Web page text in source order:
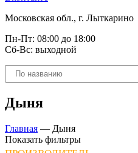
Московская обл., г. Лыткарино
Пн-Пт: 08:00 до 18:00
Сб-Вс: выходной
Поиск
товаров
Дыня
Главная — Дыня
Показать фильтры